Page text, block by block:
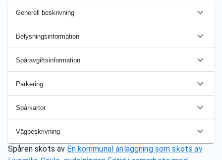
Generell beskrivning
Belysningsinformation
Spåravgiftsinformation
Parkering
Spårkartor
Vägbeskrivning
Spåren sköts av En kommunal anläggning som sköts av